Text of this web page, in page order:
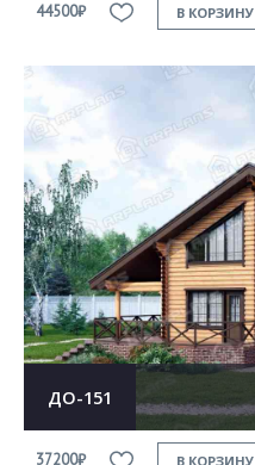
44500₽ В КОРЗИНУ
ДО-151
37200₽ В КОРЗИНУ